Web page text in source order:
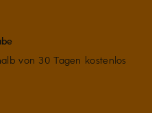
von 30 Tagen kostenlos